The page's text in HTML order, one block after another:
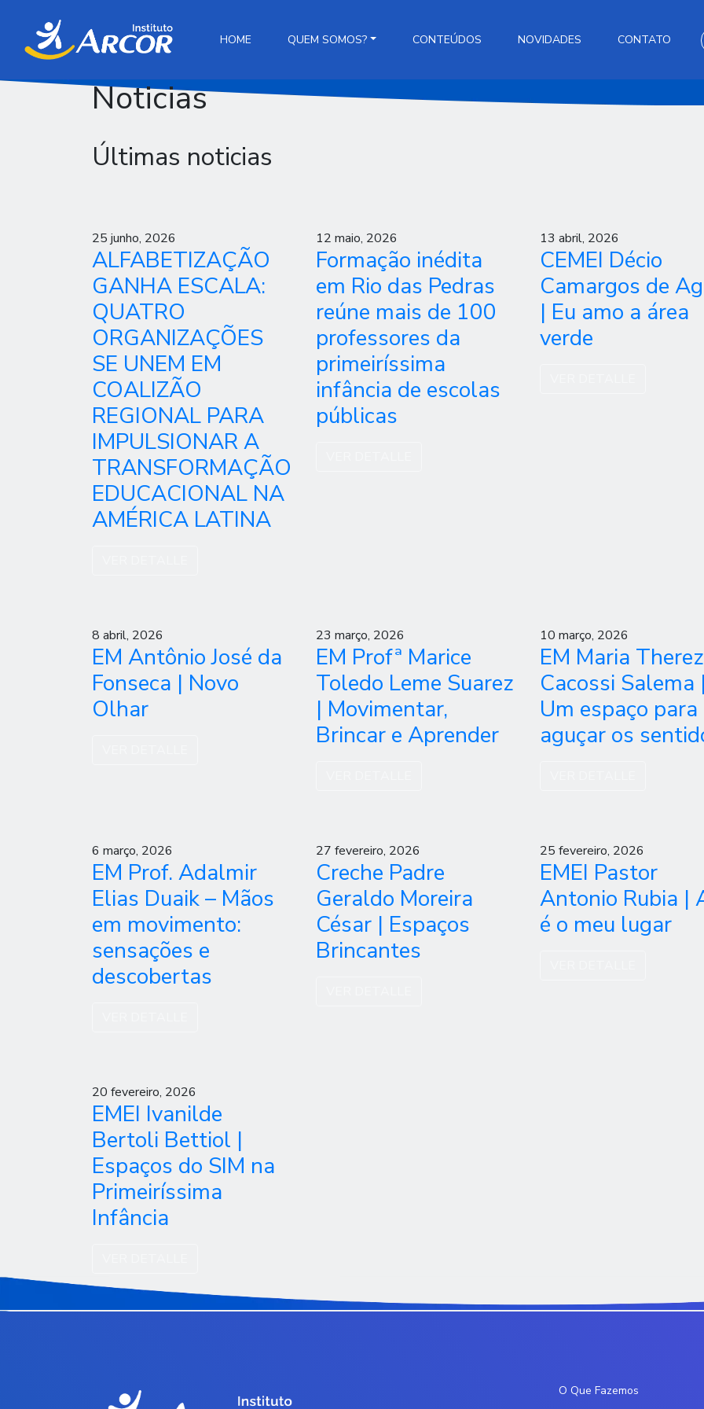
HOME QUEM SOMOS? CONTEÚDOS NOVIDADES CONTATO
Noticias
Últimas noticias
25 junho, 2026
ALFABETIZAÇÃO
GANHA ESCALA:
QUATRO
ORGANIZAÇÕES
SE UNEM EM
COALIZÃO
REGIONAL PARA
IMPULSIONAR A
TRANSFORMAÇÃO
EDUCACIONAL NA
AMÉRICA LATINA
12 maio, 2026
Formação inédita
em Rio das Pedras
reúne mais de 100
professores da
primeiríssima
infância de escolas
públicas
13 abril, 2026
CEMEI Décio
Camargos de
| Eu amo a área
verde
8 abril, 2026
EM Antônio José da
Fonseca | Novo
Olhar
23 março, 2026
EM Profª Marice
Toledo Leme Suarez
| Movimentar,
Brincar e Aprender
10 março, 2026
EM Maria
Cacossi Salema
Um espaço para
aguçar os
6 março, 2026
EM Prof. Adalmir
Elias Duaik – Mãos
em movimento:
sensações e
descobertas
27 fevereiro, 2026
Creche Padre
Geraldo Moreira
César | Espaços
Brincantes
25 fevereiro, 2026
EMEI Pastor
Antonio Rubia |
é o meu lugar
20 fevereiro, 2026
EMEI Ivanilde
Bertoli Bettiol |
Espaços do SIM na
Primeiríssima
Infância
O Que Fazemos